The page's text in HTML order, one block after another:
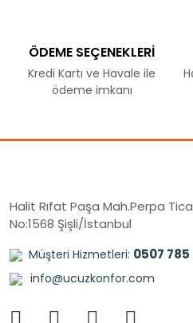
ÖDEME SEÇENEKLERİ
Kredi Kartı ve Havale ile
ödeme imkanı
Halit Rıfat Paşa Mah.Perpa
No:1568 Şişli/İstanbul
Müşteri Hizmetleri: 0507 785
info@ucuzkonfor.com